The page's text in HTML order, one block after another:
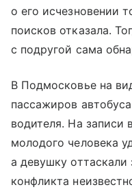
о его исчезновении
поисков отказала.
с подругой сама
В Подмосковье на
пассажиров
водителя. На записи
молодого человека
а девушку
конфликта